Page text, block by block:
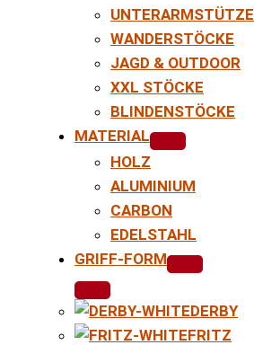
WANDERSTÖCKE
JAGD & OUTDOOR
XXL STÖCKE
BLINDENSTÖCKE
MATERIAL
HOLZ
ALUMINIUM
CARBON
EDELSTAHL
GRIFF-FORM
DERBY
FRITZ